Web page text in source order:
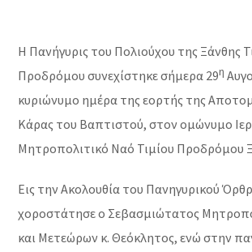
Η Πανήγυρις του Πολιούχου της Ξάνθης
Προδρόμου συνεχίστηκε σήμερα 29η
κυριώνυμο ημέρα της εορτής της
Κάρας του Βαπτιστού, στον ομώνυμο
Μητροπολιτικό Ναό Τιμίου Προδρόμου
Εις την Ακολουθία του Πανηγυρικού
χοροστάτησε ο Σεβασμιώτατος
και Μετεώρων κ. Θεόκλητος, ενώ στην